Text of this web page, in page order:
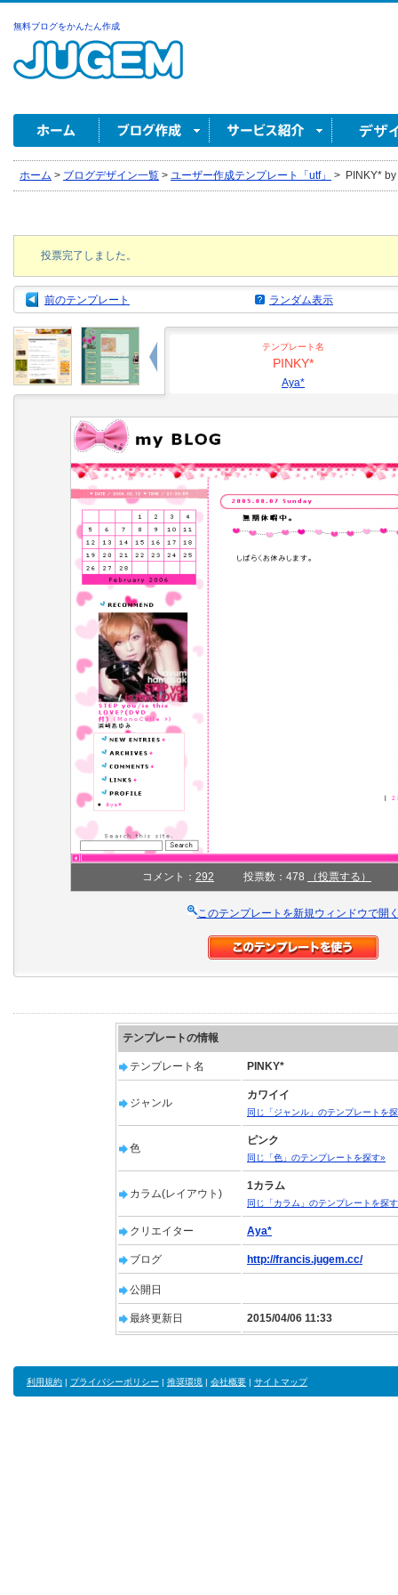
無料ブログをかんたん作成
ホーム > ブログデザイン一覧 > ユーザー作成テンプレート「utf」 > PINKY*
投票完了しました。
前のテンプレート ランダム表示
テンプレート名
PINKY*
Aya*
コメント： 292 投票数：478 （投票する）
このテンプレートを新規ウィンドウで開
テンプレートの情報
テンプレート名 PINKY*
ジャンル
カワイイ
同じ「ジャンル」のテンプレートを
色
ピンク
同じ「色」のテンプレートを探す»
カラム(レイアウト)
1カラム
同じ「カラム」のテンプレートを探
クリエイター Aya*
ブログ http://francis.jugem.cc/
公開日
最終更新日 2015/04/06 11:33
利用規約 | プライバシーポリシー | 推奨環境 | 会社概要 | サイトマップ